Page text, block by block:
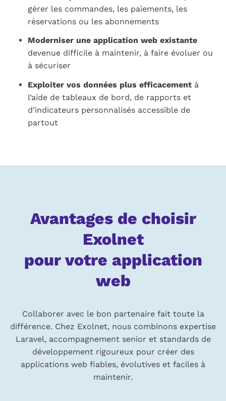
gérer les commandes, les paiements, les
réservations ou les abonnements
Moderniser une application web existante
devenue difficile à maintenir, à faire évoluer ou
à sécuriser
Exploiter vos données plus efficacement à
l’aide de tableaux de bord, de rapports et
d’indicateurs personnalisés accessible de
partout
Avantages de choisir
Exolnet
pour votre application
web
Collaborer avec le bon partenaire fait toute la
différence. Chez Exolnet, nous combinons expertise
Laravel, accompagnement senior et standards de
développement rigoureux pour créer des
applications web fiables, évolutives et faciles à
maintenir.